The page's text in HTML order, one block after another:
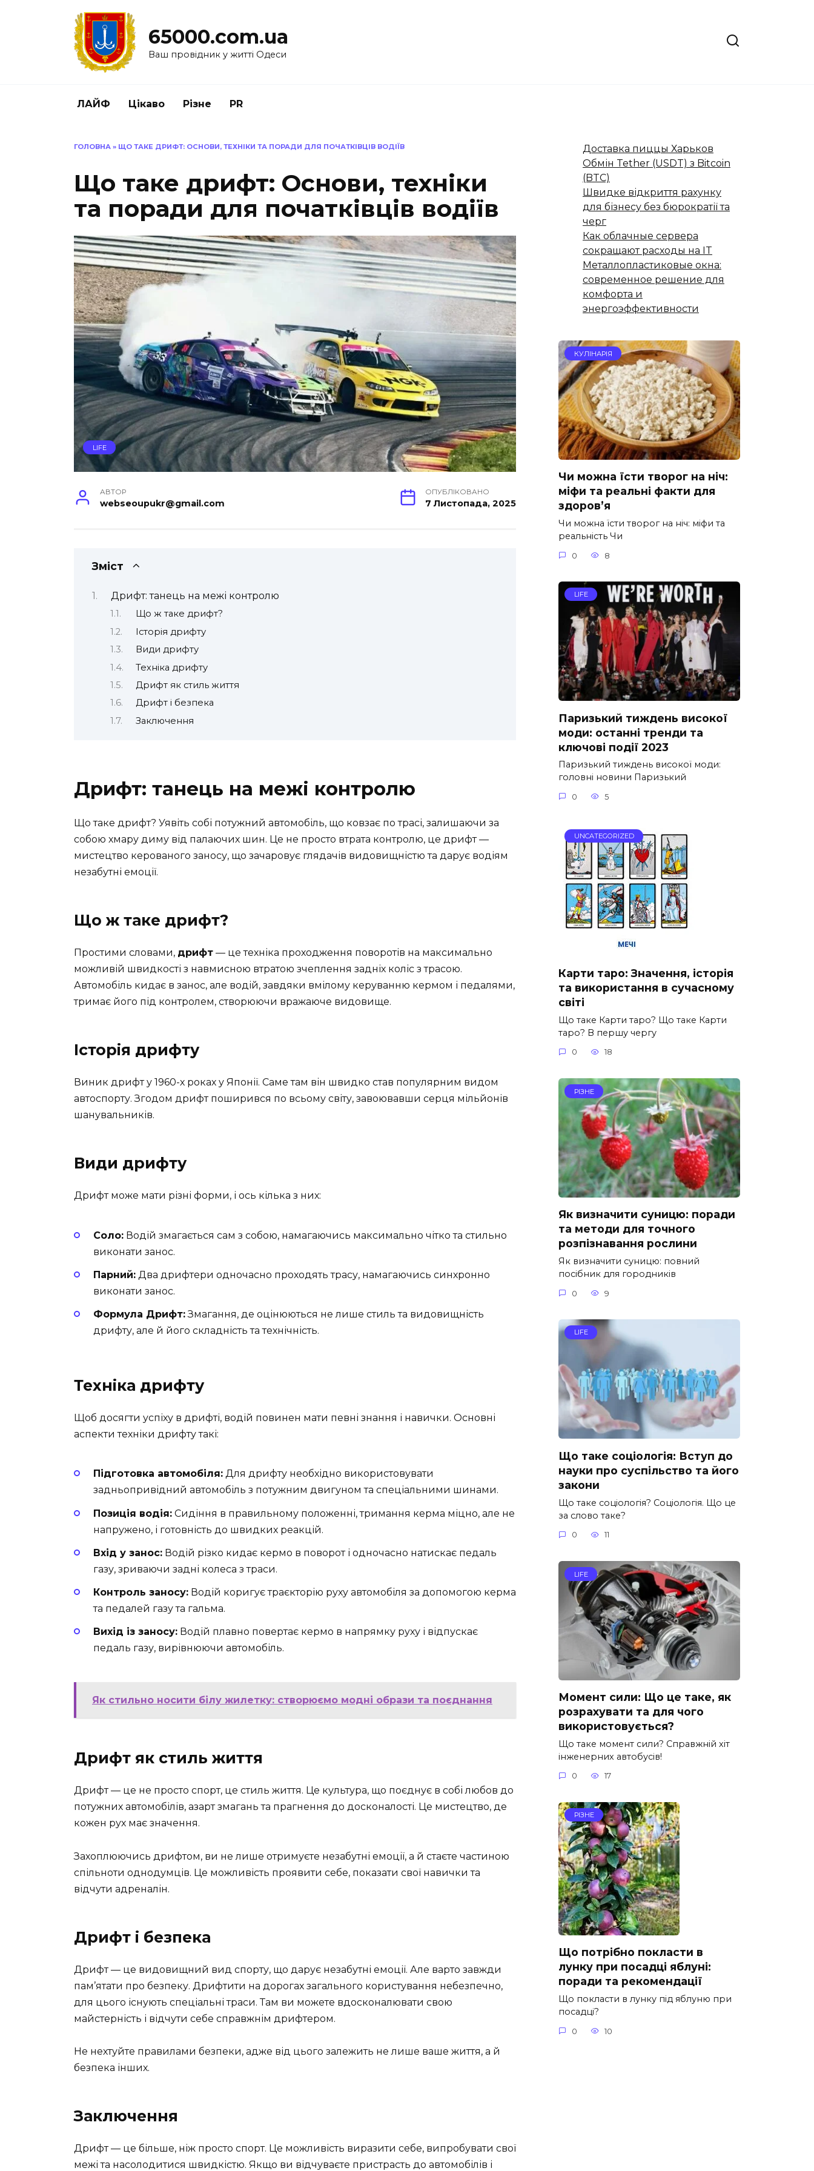
65000.com.ua
Ваш провідник у житті Одеси
ЛАЙФ Цікаво Різне PR
ГОЛОВНА » ЩО ТАКЕ ДРИФТ: ОСНОВИ, ТЕХНІКИ ТА ПОРАДИ ДЛЯ ПОЧАТКІВЦІВ ВОДІЇВ
Що таке дрифт: Основи, техніки
та поради для початківців водіїв
LIFE
АВТОР
webseoupukr@gmail.com
ОПУБЛІКОВАНО
7 Листопада, 2025
Зміст
Дрифт: танець на межі контролю
Що ж таке дрифт?
Історія дрифту
Види дрифту
Техніка дрифту
Дрифт як стиль життя
Дрифт і безпека
Заключення
Дрифт: танець на межі контролю
Що таке дрифт? Уявіть собі потужний автомобіль, що ковзає по трасі, залишаючи за
собою хмару диму від палаючих шин. Це не просто втрата контролю, це дрифт —
мистецтво керованого заносу, що зачаровує глядачів видовищністю та дарує водіям
незабутні емоції.
Що ж таке дрифт?
Простими словами, дрифт — це техніка проходження поворотів на максимально
можливій швидкості з навмисною втратою зчеплення задніх коліс з трасою.
Автомобіль кидає в занос, але водій, завдяки вмілому керуванню кермом і педалями,
тримає його під контролем, створюючи вражаюче видовище.
Історія дрифту
Виник дрифт у 1960-х роках у Японії. Саме там він швидко став популярним видом
автоспорту. Згодом дрифт поширився по всьому світу, завоювавши серця мільйонів
шанувальників.
Види дрифту
Дрифт може мати різні форми, і ось кілька з них:
Соло: Водій змагається сам з собою, намагаючись максимально чітко та стильно
виконати занос.
Парний: Два дрифтери одночасно проходять трасу, намагаючись синхронно
виконати занос.
Формула Дрифт:Змагання, де оцінюються не лише стиль та видовищність
дрифту, але й його складність та технічність.
Техніка дрифту
Щоб досягти успіху в дрифті, водій повинен мати певні знання і навички. Основні
аспекти техніки дрифту такі:
Підготовка автомобіля: Для дрифту необхідно використовувати
задньопривідний автомобіль з потужним двигуном та спеціальними шинами.
Позиція водія: Сидіння в правильному положенні, тримання керма міцно, але не
напружено, і готовність до швидких реакцій.
Вхід у занос: Водій різко кидає кермо в поворот і одночасно натискає педаль
газу, зриваючи задні колеса з траси.
Контроль заносу: Водій коригує траєкторію руху автомобіля за допомогою керма
та педалей газу та гальма.
Вихід із заносу: Водій плавно повертає кермо в напрямку руху і відпускає
педаль газу, вирівнюючи автомобіль.
Як стильно носити білу жилетку: створюємо модні образи та поєднання
Дрифт як стиль життя
Дрифт — це не просто спорт, це стиль життя. Це культура, що поєднує в собі любов до
потужних автомобілів, азарт змагань та прагнення до досконалості. Це мистецтво, де
кожен рух має значення.
Захоплюючись дрифтом, ви не лише отримуєте незабутні емоції, а й стаєте частиною
спільноти однодумців. Це можливість проявити себе, показати свої навички та
відчути адреналін.
Дрифт і безпека
Дрифт — це видовищний вид спорту, що дарує незабутні емоції. Але варто завжди
пам’ятати про безпеку. Дрифтити на дорогах загального користування небезпечно,
для цього існують спеціальні траси. Там ви можете вдосконалювати свою
майстерність і відчути себе справжнім дрифтером.
Не нехтуйте правилами безпеки, адже від цього залежить не лише ваше життя, а й
безпека інших.
Заключення
Дрифт — це більше, ніж просто спорт. Це можливість виразити себе, випробувати свої
межі та насолодитися швидкістю. Якщо ви відчуваєте пристрасть до автомобілів і
Доставка пиццы Харьков
Обмін Tether (USDT) з Bitcoin
(BTC)
Швидке відкриття рахунку
для бізнесу без бюрократії та
черг
Как облачные сервера
сокращают расходы на IT
Металлопластиковые окна:
современное решение для
комфорта и
энергоэффективности
КУЛІНАРІЯ
Чи можна їсти творог на ніч:
міфи та реальні факти для
здоров’я
Чи можна їсти творог на ніч: міфи та
реальність Чи
0 8
LIFE
Паризький тиждень високої
моди: останні тренди та
ключові події 2023
Паризький тиждень високої моди:
головні новини Паризький
0 5
UNCATEGORIZED
Карти таро: Значення, історія
та використання в сучасному
світі
Що таке Карти таро? Що таке Карти
таро? В першу чергу
0 18
РІЗНЕ
Як визначити суницю: поради
та методи для точного
розпізнавання рослини
Як визначити суницю: повний
посібник для городників
0 9
LIFE
Що таке соціологія: Вступ до
науки про суспільство та його
закони
Що таке соціологія? Соціологія. Що це
за слово таке?
0 11
LIFE
Момент сили: Що це таке, як
розрахувати та для чого
використовується?
Що таке момент сили? Справжній хіт
інженерних автобусів!
0 17
РІЗНЕ
Що потрібно покласти в
лунку при посадці яблуні:
поради та рекомендації
Що покласти в лунку під яблуню при
посадці?
0 10